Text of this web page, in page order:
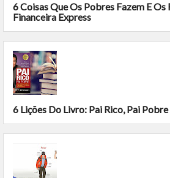
6 Coisas Que Os Pobres Fazem E
Financeira Express
6 Lições Do Livro: Pai Rico, Pai Pobre